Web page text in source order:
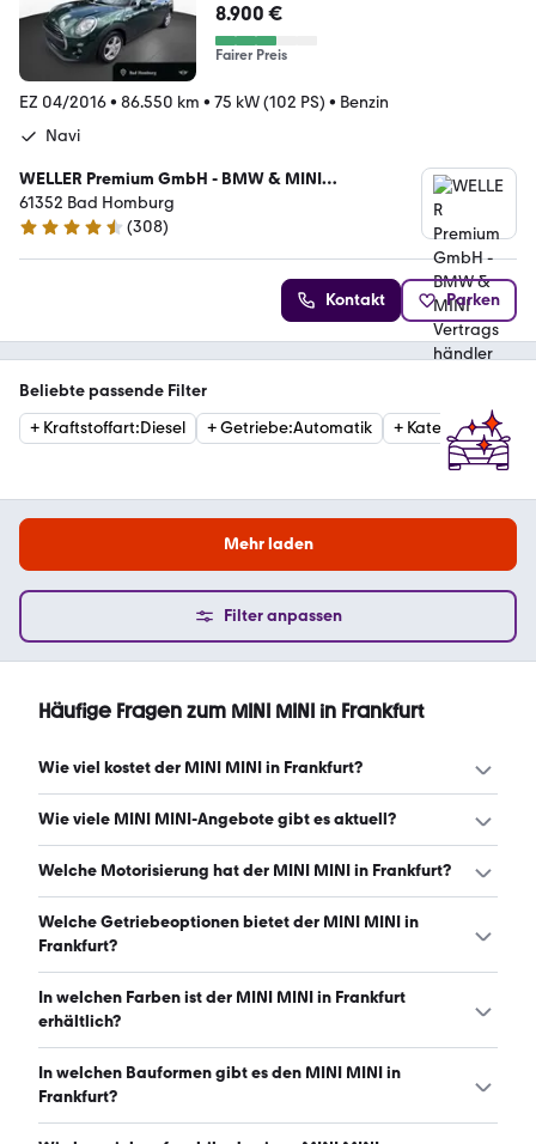
8.900 €
Fairer Preis
EZ 04/2016• 86.550 km • 75 kW (102 PS) • Benzin
Navi
WELLER Premium GmbH - BMW & MINI
Vertragshändler
61352 Bad Homburg
4.4 Sterne
(308)
Kontakt Parken
Beliebte passende Filter
+ Kraftstoffart:Diesel +Getriebe:Automatik + Kategorie:
Mehr laden
Filter anpassen
Häufige Fragen zum MINI MINI in Frankfurt
Wie viel kostet der MINI MINI in Frankfurt?
Ein guter Preis für einen MINI MINI in Frankfurt liegt
starten ab 211 € monatlich. (Stand: 7.8.2026)
Wie viele MINI MINI-Angebote gibt es aktuell?
Es gibt insgesamt 692 MINI MINI bei mobile.de, davon
Welche Motorisierung hat der MINI MINI in Frankfurt?
Der MINI MINI in Frankfurt hat Leistungen zwischen 98
und 231 PS. (Stand: 7.8.2026)
Welche Getriebeoptionen bietet der MINI MINI in
Frankfurt?
Der MINI MINI in Frankfurt ist mit automatischem und
manuellem Getriebe erhältlich. (Stand: 7.8.2026)
In welchen Farben ist der MINI MINI in Frankfurt
erhältlich?
Den MINI MINI in Frankfurt gibt es in folgenden Farben:
grau, schwarz, blau, weiß, rot, grün, silber, beige, braun,
In welchen Bauformen gibt es den MINI MINI in
Frankfurt?